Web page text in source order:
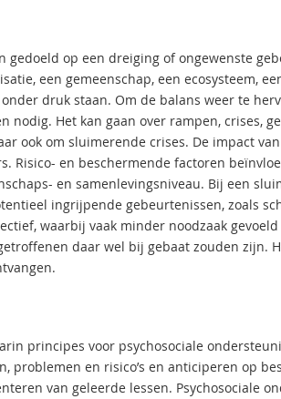
op een dreiging of ongewenste
een gemeenschap, een ecosysteem,
druk staan. Om de balans weer te
Het kan gaan over rampen, crises,
ook om sluimerende crises. De impact
en beschermende factoren
en samenlevingsniveau. Bij een
ingrijpende gebeurtenissen, zoals
waarbij vaak minder noodzaak
daar wel bij gebaat zouden zijn.
principes voor psychosociale
en risico’s en anticiperen op
van geleerde lessen. Psychosociale